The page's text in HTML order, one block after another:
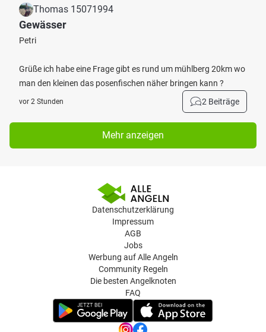
Thomas 15071994
Gewässer
Petri
Grüße ich habe eine Frage gibt es rund um mühlberg 20km wo
man den kleinen das posenfischen näher bringen kann ?
vor 2 Stunden 2 Beiträge
Mehr anzeigen
Datenschutzerklärung
Impressum
AGB
Jobs
Werbung auf Alle Angeln
Community Regeln
Die besten Angelknoten
FAQ